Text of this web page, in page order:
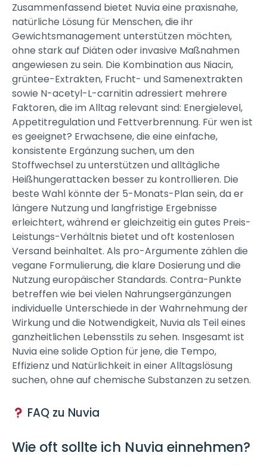
Zusammenfassend bietet Nuvia eine praxisnahe,
natürliche Lösung für Menschen, die ihr
Gewichtsmanagement unterstützen möchten,
ohne stark auf Diäten oder invasive Maßnahmen
angewiesen zu sein. Die Kombination aus Niacin,
grüntee-Extrakten, Frucht- und Samenextrakten
sowie N-acetyl-L-carnitin adressiert mehrere
Faktoren, die im Alltag relevant sind: Energielevel,
Appetitregulation und Fettverbrennung. Für wen ist
es geeignet? Erwachsene, die eine einfache,
konsistente Ergänzung suchen, um den
Stoffwechsel zu unterstützen und alltägliche
Heißhungerattacken besser zu kontrollieren. Die
beste Wahl könnte der 5-Monats-Plan sein, da er
längere Nutzung und langfristige Ergebnisse
erleichtert, während er gleichzeitig ein gutes Preis-
Leistungs-Verhältnis bietet und oft kostenlosen
Versand beinhaltet. Als pro-Argumente zählen die
vegane Formulierung, die klare Dosierung und die
Nutzung europäischer Standards. Contra-Punkte
betreffen wie bei vielen Nahrungsergänzungen
individuelle Unterschiede in der Wahrnehmung der
Wirkung und die Notwendigkeit, Nuvia als Teil eines
ganzheitlichen Lebensstils zu sehen. Insgesamt ist
Nuvia eine solide Option für jene, die Tempo,
Effizienz und Natürlichkeit in einer Alltagslösung
suchen, ohne auf chemische Substanzen zu setzen.
FAQ zu Nuvia
Wie oft sollte ich Nuvia einnehmen?